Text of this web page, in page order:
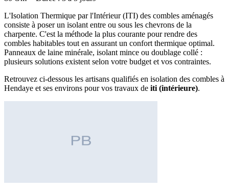
L'Isolation Thermique par l'Intérieur (ITI) des combles aménagés
consiste à poser un isolant entre ou sous les chevrons de la
charpente. C'est la méthode la plus courante pour rendre des
combles habitables tout en assurant un confort thermique optimal.
Panneaux de laine minérale, isolant mince ou doublage collé :
plusieurs solutions existent selon votre budget et vos contraintes.
Retrouvez ci-dessous les artisans qualifiés en isolation des combles à
Hendaye et ses environs pour vos travaux de iti (intérieure).